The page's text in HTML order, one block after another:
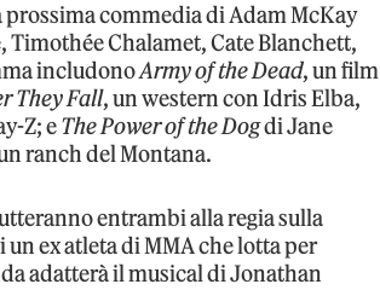
commedia di Adam McKay
Timothée Chalamet, Cate Blanchett,
includonoArmy of the Dead, un film
They Fall, un western con Idris Elba,
Z; eThe Power of the Dogdi Jane
ranch del Montana.
entrambi alla regia sulla
un ex atleta di MMA che lotta per
adatterà il musical di Jonathan